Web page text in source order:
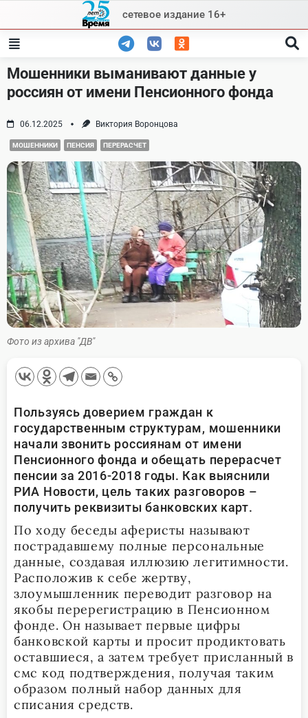
content
сетевое издание 16+
Мошенники выманивают данные у
россиян от имени Пенсионного фонда
06.12.2025 Виктория Воронцова
МОШЕННИКИ ПЕНСИЯ ПЕРЕРАСЧЕТ
Фото из архива "ДВ"
Пользуясь доверием граждан к
государственным структурам, мошенники
начали звонить россиянам от имени
Пенсионного фонда и обещать перерасчет
пенсии за 2016-2018 годы. Как выяснили
РИА Новости, цель таких разговоров –
получить реквизиты банковских карт.
По ходу беседы аферисты называют
пострадавшему полные персональные
данные, создавая иллюзию легитимности.
Расположив к себе жертву,
злоумышленник переводит разговор на
якобы перерегистрацию в Пенсионном
фонде. Он называет первые цифры
банковской карты и просит продиктовать
оставшиеся, а затем требует присланный в
смс код подтверждения, получая таким
образом полный набор данных для
списания средств.